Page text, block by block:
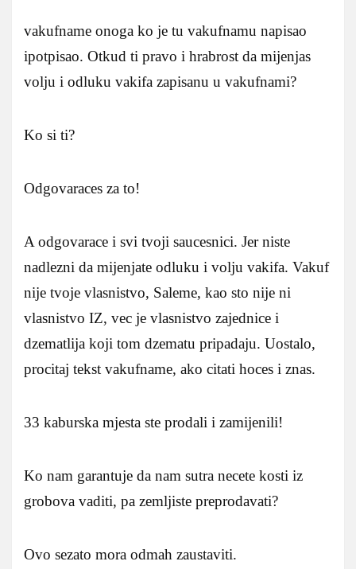
vakufname onoga ko je tu vakufnamu napisao
ipotpisao. Otkud ti pravo i hrabrost da mijenjas
volju i odluku vakifa zapisanu u vakufnami?
Ko si ti?
Odgovaraces za to!
A odgovarace i svi tvoji saucesnici. Jer niste
nadlezni da mijenjate odluku i volju vakifa. Vakuf
nije tvoje vlasnistvo, Saleme, kao sto nije ni
vlasnistvo IZ, vec je vlasnistvo zajednice i
dzematlija koji tom dzematu pripadaju. Uostalo,
procitaj tekst vakufname, ako citati hoces i znas.
33 kaburska mjesta ste prodali i zamijenili!
Ko nam garantuje da nam sutra necete kosti iz
grobova vaditi, pa zemljiste preprodavati?
Ovo sezato mora odmah zaustaviti.